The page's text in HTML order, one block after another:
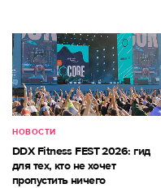
НОВОСТИ
DDX Fitness FEST 2026: гид
для тех, кто не хочет
пропустить ничего